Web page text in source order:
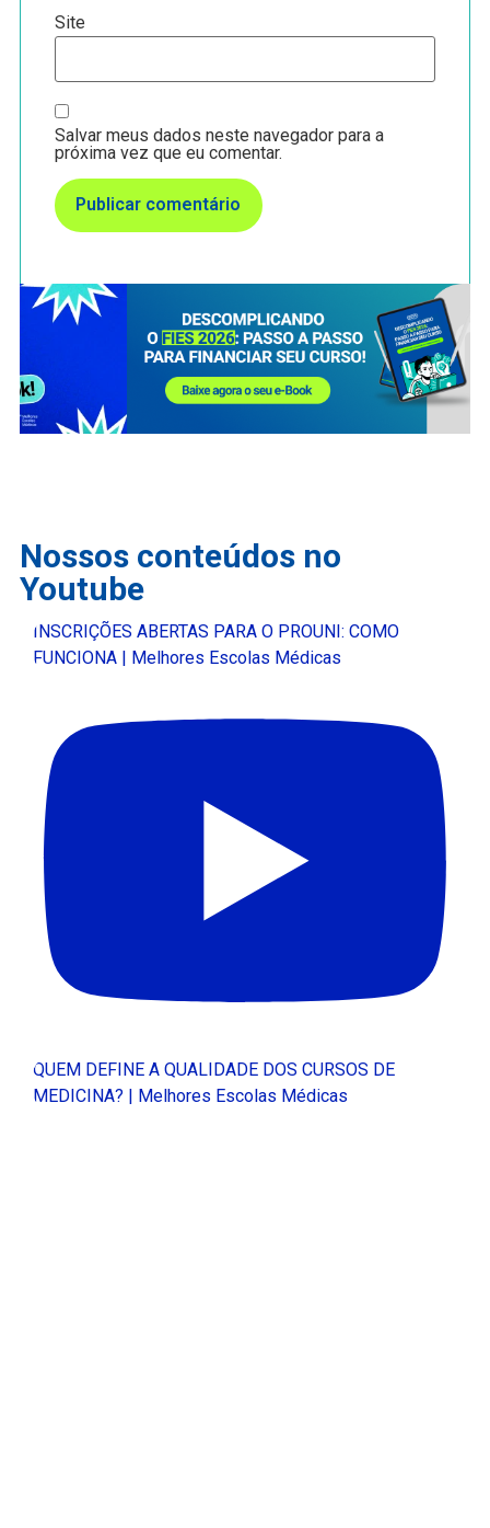
Site
Salvar meus dados neste navegador para a
próxima vez que eu comentar.
Nossos conteúdos no
Youtube
INSCRIÇÕES ABERTAS PARA O PROUNI: COMO
FUNCIONA | Melhores Escolas Médicas
QUEM DEFINE A QUALIDADE DOS CURSOS DE
MEDICINA? | Melhores Escolas Médicas